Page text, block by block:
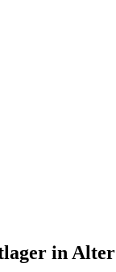
in Alter